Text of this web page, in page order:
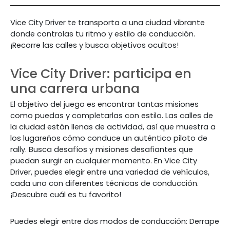
Vice City Driver te transporta a una ciudad vibrante
donde controlas tu ritmo y estilo de conducción.
¡Recorre las calles y busca objetivos ocultos!
Vice City Driver: participa en
una carrera urbana
El objetivo del juego es encontrar tantas misiones
como puedas y completarlas con estilo. Las calles de
la ciudad están llenas de actividad, así que muestra a
los lugareños cómo conduce un auténtico piloto de
rally. Busca desafíos y misiones desafiantes que
puedan surgir en cualquier momento. En Vice City
Driver, puedes elegir entre una variedad de vehículos,
cada uno con diferentes técnicas de conducción.
¡Descubre cuál es tu favorito!
Puedes elegir entre dos modos de conducción: Derrape